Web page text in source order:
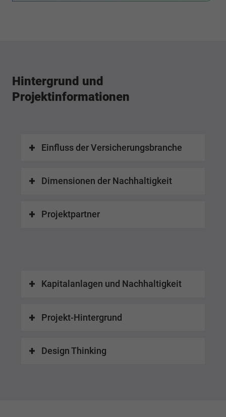
Hintergrund und
Projektinformationen
Einfluss der Versicherungsbranche
Dimensionen der Nachhaltigkeit
Projektpartner
Kapitalanlagen und Nachhaltigkeit
Projekt-Hintergrund
Design Thinking